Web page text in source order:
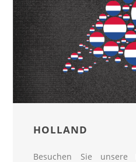
HOLLAND
Besuchen Sie unsere